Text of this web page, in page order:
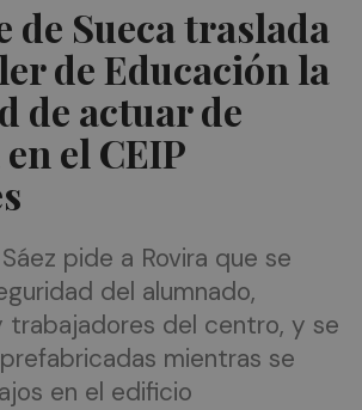
de Sueca traslada
de Educación la
de actuar de
el CEIP
pide a Rovira que se
del alumnado,
trabajadores del centro, y se
mientras se
en el edificio